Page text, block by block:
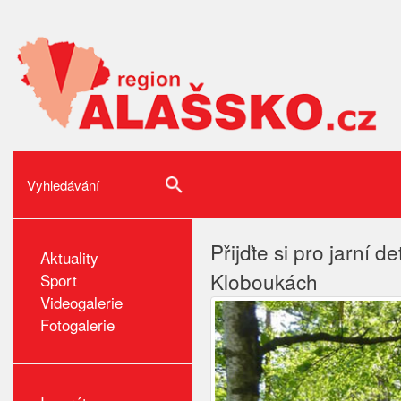
Aktuality
Sport
Videogalerie
Fotogalerie
Přijďte si pro jarní
Kloboukách